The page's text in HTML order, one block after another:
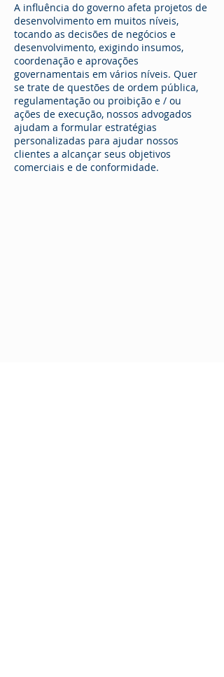
A influência do governo afeta projetos de
desenvolvimento em muitos níveis,
tocando as decisões de negócios e
desenvolvimento, exigindo insumos,
coordenação e aprovações
governamentais em vários níveis. Quer
se trate de questões de ordem pública,
regulamentação ou proibição e / ou
ações de execução, nossos advogados
ajudam a formular estratégias
personalizadas para ajudar nossos
clientes a alcançar seus objetivos
comerciais e de conformidade.